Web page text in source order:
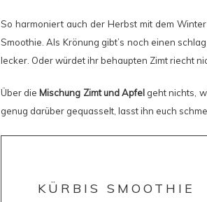
So harmoniert auch der Herbst mit dem
Smoothie. Als Krönung gibt’s noch einen
lecker. Oder würdet ihr behaupten Zimt riecht
Über die Mischung Zimt und Apfel geht nichts,
genug darüber gequasselt, lasst ihn euch
KÜRBIS SMOOTHIE